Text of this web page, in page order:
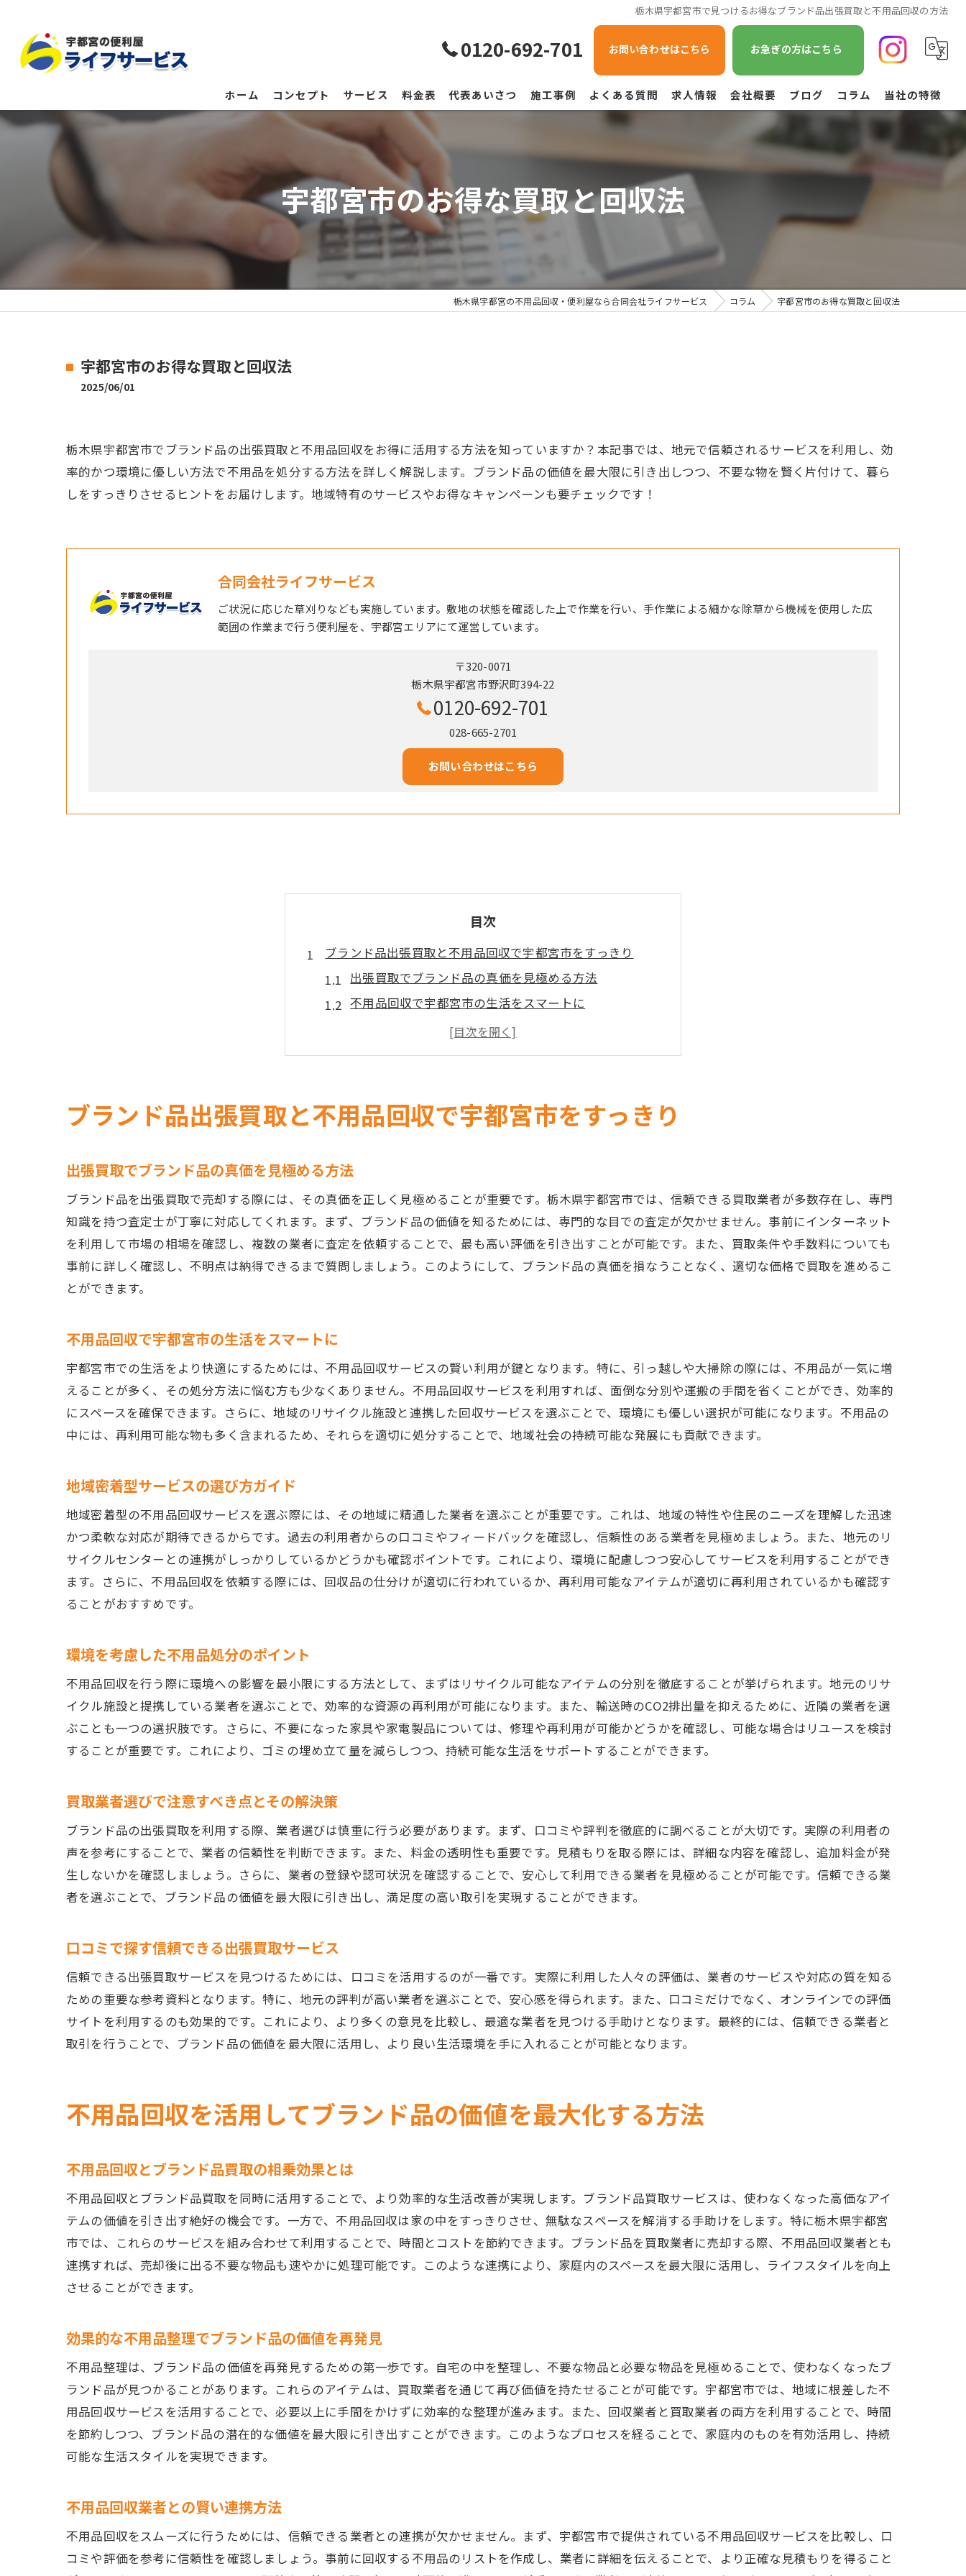
栃木県宇都宮市で見つけるお得なブランド品出張買取と不用品回収の方法
0120-692-701 お問い合わせはこちら お急ぎの方はこちら
ホーム コンセプト サービス 料金表 代表あいさつ 施工事例 よくある質問 求人情報 会社概要 ブログ コラム 当社の特徴
宇都宮市のお得な買取と回収法
栃木県宇都宮の不用品回収・便利屋なら合同会社ライフサービス コラム 宇都宮市のお得な買取と回収法
宇都宮市のお得な買取と回収法
2025/06/01
栃木県宇都宮市でブランド品の出張買取と不用品回収をお得に活用する方法を知っていますか？本記事では、地元で信頼されるサービスを利用し、効
率的かつ環境に優しい方法で不用品を処分する方法を詳しく解説します。ブランド品の価値を最大限に引き出しつつ、不要な物を賢く片付けて、暮ら
しをすっきりさせるヒントをお届けします。地域特有のサービスやお得なキャンペーンも要チェックです！
合同会社ライフサービス
ご状況に応じた草刈りなども実施しています。敷地の状態を確認した上で作業を行い、手作業による細かな除草から機械を使用した広
範囲の作業まで行う便利屋を、宇都宮エリアにて運営しています。
〒320-0071
栃木県宇都宮市野沢町394-22
0120-692-701
028-665-2701
お問い合わせはこちら
目次
ブランド品出張買取と不用品回収で宇都宮市をすっきり
出張買取でブランド品の真価を見極める方法
不用品回収で宇都宮市の生活をスマートに
地域密着型サービスの選び方ガイド
環境を考慮した不用品処分のポイント
口コミで探す信頼できる出張買取サービス
不用品回収を活用してブランド品の価値を最大化する方法
効果的な不用品整理でブランド品の価値を再発見
不用品回収業者との賢い連携方法
ブランド品の価値評価基準を知る
宇都宮市でのお得な買取取引の流れ
宇都宮市でおすすめの買取業者一覧
出張買取の際に必要な準備と心構え
不用品整理で得られる意外なメリット
ブランド品買取で得られる新たな生活スタイル
不用品回収で部屋をスッキリさせる方法
出張買取サービスの活用で暮らしに変化を
効率的な不用品整理で心も空間もリフレッシュ
エコな不用品回収で地球にも優しい選択を
ブランド品査定で押さえておくべき基準
環境に配慮した不用品回収の選び方
買取時に知っておきたいエコな情報
地域密着の不用品回収サービスで宇都宮市の生活を快適に
地域密着型サービスの特徴とメリット
宇都宮市での不用品回収の最新トレンド
信頼できる業者を見つけるためのチェックポイント
生活を快適にする不用品回収の活用法
出張買取でブランド品の価値を見極め不用品を処分する秘訣
ブランド品の適正価格を知るためのポイント
賢く不用品を処分するためのステップ
宇都宮市での買取体験をリアルに紹介
宇都宮市で注目の不用品回収キャンペーンとは
エコ活動に貢献できるキャンペーン参加法
不用品回収で得られるお得な特典情報
不用品回収で生活をエコにする具体的な方法
ブランド品出張買取と不用品回収で宇都宮市をすっきり
出張買取でブランド品の真価を見極める方法
ブランド品を出張買取で売却する際には、その真価を正しく見極めることが重要です。栃木県宇都宮市では、信頼できる買取業者が多数存在し、専門
知識を持つ査定士が丁寧に対応してくれます。まず、ブランド品の価値を知るためには、専門的な目での査定が欠かせません。事前にインターネット
を利用して市場の相場を確認し、複数の業者に査定を依頼することで、最も高い評価を引き出すことが可能です。また、買取条件や手数料についても
事前に詳しく確認し、不明点は納得できるまで質問しましょう。このようにして、ブランド品の真価を損なうことなく、適切な価格で買取を進めるこ
とができます。
不用品回収で宇都宮市の生活をスマートに
宇都宮市での生活をより快適にするためには、不用品回収サービスの賢い利用が鍵となります。特に、引っ越しや大掃除の際には、不用品が一気に増
えることが多く、その処分方法に悩む方も少なくありません。不用品回収サービスを利用すれば、面倒な分別や運搬の手間を省くことができ、効率的
にスペースを確保できます。さらに、地域のリサイクル施設と連携した回収サービスを選ぶことで、環境にも優しい選択が可能になります。不用品の
中には、再利用可能な物も多く含まれるため、それらを適切に処分することで、地域社会の持続可能な発展にも貢献できます。
地域密着型サービスの選び方ガイド
地域密着型の不用品回収サービスを選ぶ際には、その地域に精通した業者を選ぶことが重要です。これは、地域の特性や住民のニーズを理解した迅速
かつ柔軟な対応が期待できるからです。過去の利用者からの口コミやフィードバックを確認し、信頼性のある業者を見極めましょう。また、地元のリ
サイクルセンターとの連携がしっかりしているかどうかも確認ポイントです。これにより、環境に配慮しつつ安心してサービスを利用することができ
ます。さらに、不用品回収を依頼する際には、回収品の仕分けが適切に行われているか、再利用可能なアイテムが適切に再利用されているかも確認す
ることがおすすめです。
環境を考慮した不用品処分のポイント
不用品回収を行う際に環境への影響を最小限にする方法として、まずはリサイクル可能なアイテムの分別を徹底することが挙げられます。地元のリサ
イクル施設と提携している業者を選ぶことで、効率的な資源の再利用が可能になります。また、輸送時のCO2排出量を抑えるために、近隣の業者を選
ぶことも一つの選択肢です。さらに、不要になった家具や家電製品については、修理や再利用が可能かどうかを確認し、可能な場合はリユースを検討
することが重要です。これにより、ゴミの埋め立て量を減らしつつ、持続可能な生活をサポートすることができます。
買取業者選びで注意すべき点とその解決策
ブランド品の出張買取を利用する際、業者選びは慎重に行う必要があります。まず、口コミや評判を徹底的に調べることが大切です。実際の利用者の
声を参考にすることで、業者の信頼性を判断できます。また、料金の透明性も重要です。見積もりを取る際には、詳細な内容を確認し、追加料金が発
生しないかを確認しましょう。さらに、業者の登録や認可状況を確認することで、安心して利用できる業者を見極めることが可能です。信頼できる業
者を選ぶことで、ブランド品の価値を最大限に引き出し、満足度の高い取引を実現することができます。
口コミで探す信頼できる出張買取サービス
信頼できる出張買取サービスを見つけるためには、口コミを活用するのが一番です。実際に利用した人々の評価は、業者のサービスや対応の質を知る
ための重要な参考資料となります。特に、地元の評判が高い業者を選ぶことで、安心感を得られます。また、口コミだけでなく、オンラインでの評価
サイトを利用するのも効果的です。これにより、より多くの意見を比較し、最適な業者を見つける手助けとなります。最終的には、信頼できる業者と
取引を行うことで、ブランド品の価値を最大限に活用し、より良い生活環境を手に入れることが可能となります。
不用品回収を活用してブランド品の価値を最大化する方法
不用品回収とブランド品買取の相乗効果とは
不用品回収とブランド品買取を同時に活用することで、より効率的な生活改善が実現します。ブランド品買取サービスは、使わなくなった高価なアイ
テムの価値を引き出す絶好の機会です。一方で、不用品回収は家の中をすっきりさせ、無駄なスペースを解消する手助けをします。特に栃木県宇都宮
市では、これらのサービスを組み合わせて利用することで、時間とコストを節約できます。ブランド品を買取業者に売却する際、不用品回収業者とも
連携すれば、売却後に出る不要な物品も速やかに処理可能です。このような連携により、家庭内のスペースを最大限に活用し、ライフスタイルを向上
させることができます。
効果的な不用品整理でブランド品の価値を再発見
不用品整理は、ブランド品の価値を再発見するための第一歩です。自宅の中を整理し、不要な物品と必要な物品を見極めることで、使わなくなったブ
ランド品が見つかることがあります。これらのアイテムは、買取業者を通じて再び価値を持たせることが可能です。宇都宮市では、地域に根差した不
用品回収サービスを活用することで、必要以上に手間をかけずに効率的な整理が進みます。また、回収業者と買取業者の両方を利用することで、時間
を節約しつつ、ブランド品の潜在的な価値を最大限に引き出すことができます。このようなプロセスを経ることで、家庭内のものを有効活用し、持続
可能な生活スタイルを実現できます。
不用品回収業者との賢い連携方法
不用品回収をスムーズに行うためには、信頼できる業者との連携が欠かせません。まず、宇都宮市で提供されている不用品回収サービスを比較し、口
コミや評価を参考に信頼性を確認しましょう。事前に回収する不用品のリストを作成し、業者に詳細を伝えることで、より正確な見積もりを得ること